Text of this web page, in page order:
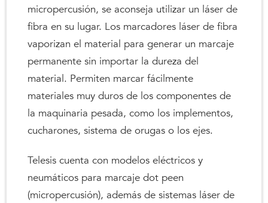
micropercusión, se aconseja utilizar un láser de
fibra en su lugar. Los marcadores láser de fibra
vaporizan el material para generar un marcaje
permanente sin importar la dureza del
material. Permiten marcar fácilmente
materiales muy duros de los componentes de
la maquinaria pesada, como los implementos,
cucharones, sistema de orugas o los ejes.
Telesis cuenta con modelos eléctricos y
neumáticos para marcaje dot peen
(micropercusión), además de sistemas láser de